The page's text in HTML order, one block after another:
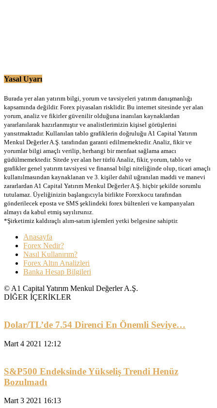
Yasal Uyarı
Burada yer alan yatırım bilgi, yorum ve tavsiyeleri yatırım danışmanlığı
kapsamında değildir. Forex piyasaları risklidir. Bu internet sitesinde yer alan
yorum, analiz ve fikirler güvenilir olduğuna inanılan kaynaklardan
yararlanılarak hazırlanmıştır ve analistlerimizin kişisel görüşlerini
yansıtmaktadır. Kullanılan tablo grafiklerin doğruluğu A1 Capital Yatırım
Menkul Değerler A.Ş. tarafından garanti edilmemektedir. Analiz, fikir ve
yorumlar bilgi amaçlı verilip, herhangi bir menfaat sağlama amacı
güdülmemektedir. Sitede yer alan her türlü Analiz, fikir, yorum, tablo ve
grafikler genel yatırım tavsiyesi ve finansal bilgi niteliğinde olup, ticari amaçlı
kullanılmasından kaynaklanan ve 3. kişiler dahil uğranılan maddi ve manevi
zararlardan A1 Capital Yatırım Menkul Değerler A.Ş. hiçbir şekilde sorumlu
tutulamaz. Üyeliğinizin başlangıcıyla birlikte Forexkocu tarafından
gönderilecek eposta ve SMS şeklindeki forex bültenleri ve kampanyaları
almayı da kabul etmiş sayılırsınız.
*Şirketimiz kaldıraçlı alım-satım işlemleri yetki belgesine sahiptir.
Anasayfa
Forex Nedir?
Nasıl Kullanırım?
Forex Altın Analizleri
Banka Hesap Bilgileri
© A1 Capital Yatırım Menkul Değerler A.Ş.
DİĞER İÇERİKLER
Dolar/TL’de 7.54 Direnci En Önemli Seviye…
Mart 4 2021 12:12
S&P500 Endeksinde Yükseliş Trendi Henüz
Bozulmadı
Mart 3 2021 16:13